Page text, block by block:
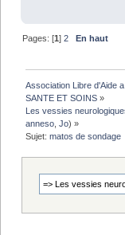
Pages: [1]2
En haut
Association Libre d'Aide
SANTE ET SOINS »
Les vessies
anneso ,Jo) »
Sujet:matos de sondage